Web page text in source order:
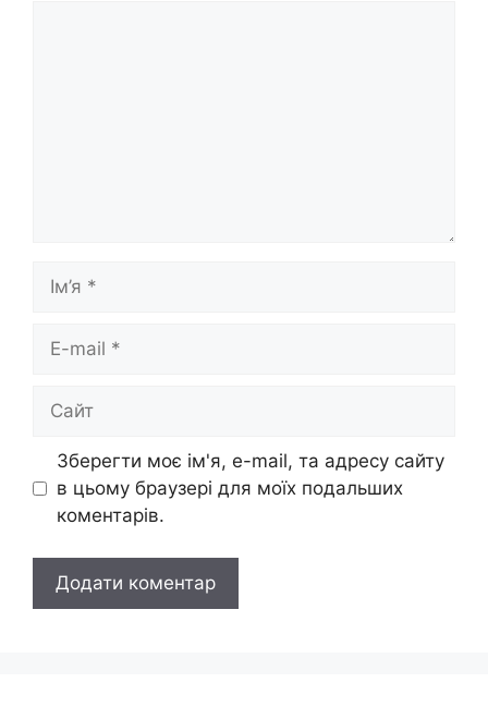
Ім’я
Сайт
Зберегти моє ім'я, e-mail, та адресу сайту
в цьому браузері для моїх подальших
коментарів.